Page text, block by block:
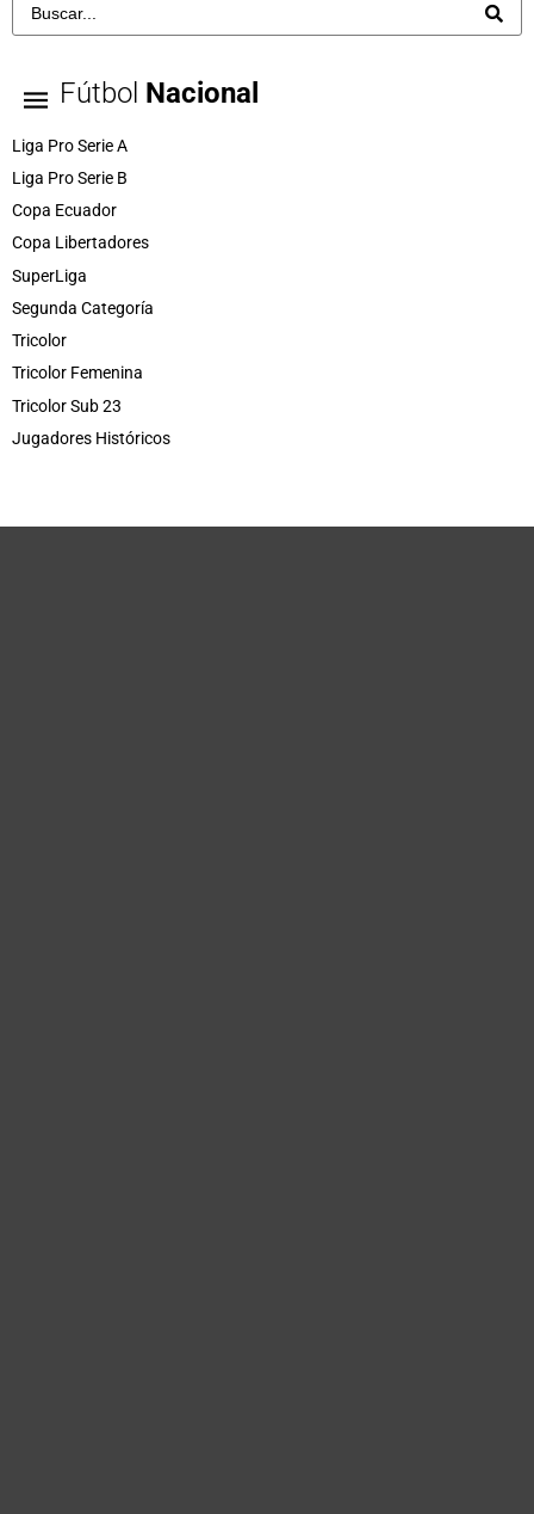
Fútbol Nacional
Liga Pro Serie A
Liga Pro Serie B
Copa Ecuador
Copa Libertadores
SuperLiga
Segunda Categoría
Tricolor
Tricolor Femenina
Tricolor Sub 23
Jugadores Históricos